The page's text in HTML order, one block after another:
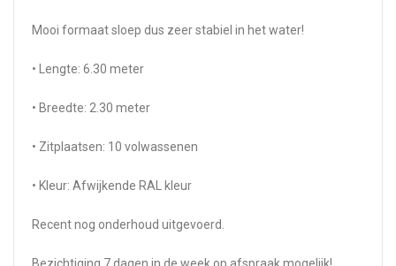
Mooi formaat sloep dus zeer stabiel in het water!
• Lengte: 6.30 meter
• Breedte: 2.30 meter
• Zitplaatsen: 10 volwassenen
• Kleur: Afwijkende RAL kleur
Recent nog onderhoud uitgevoerd.
Bezichtiging 7 dagen in de week op afspraak mogelijk!